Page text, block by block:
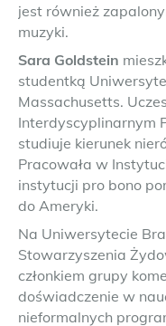
jest również
muzyki.
Sara Goldstein
studentką
Massachusetts.
Interdyscyplinarnym
studiuje kierunek
Pracowała w
instytucji pro bono
do Ameryki.
Na Uniwersytecie
Stowarzyszenia
członkiem grupy
doświadczenie w
nieformalnych